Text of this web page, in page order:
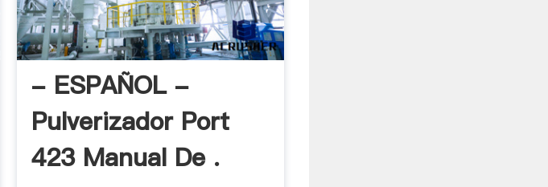
- ESPAÑOL -
Pulverizador Port
423 Manual De .